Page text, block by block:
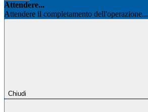
Attendere...
Attendere il completamento dell'operazione...
Chiudi